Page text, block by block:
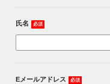
氏名 必須
Eメールアドレス 必須